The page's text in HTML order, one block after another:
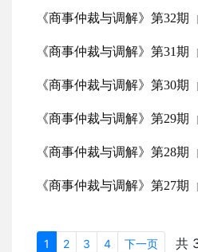
《商事仲裁与调解》第32期
《商事仲裁与调解》第31期
《商事仲裁与调解》第30期
《商事仲裁与调解》第29期
《商事仲裁与调解》第28期
《商事仲裁与调解》第27期
1 2 3 4 下一页 共